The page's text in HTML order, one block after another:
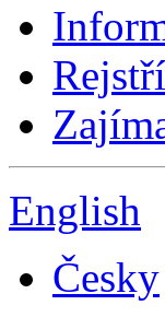
English
Česky